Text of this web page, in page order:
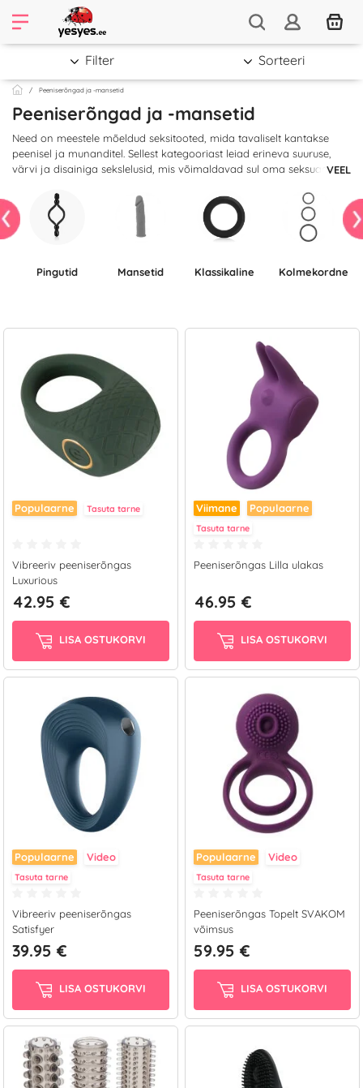
Peeniserõngad ja -mansetid
Filter Sorteeri
Peeniserõngad ja -mansetid
Need on meestele mõeldud seksitooted, mida tavaliselt kantakse
peenisel ja munanditel. Sellest kategooriast leiad erineva suuruse,
värvi ja disainiga sekslelusid, mis võimaldavad sul oma seksuaalelu
materjalidest, mis kohanduvad peenise suurusega. Peeniserõngad ja
-mansetid takistavad verevoolu, mis muudab erektsiooni
tugevamaks ja vahekord kestab kauem. Ergutavate mustrite või
ogadega kaunistatud mänguasjad pakuvad partnerile lisaerutust.
paarid valivad.
vibratsiooni- ja pulseerimisfunktsioonid, mida saad juhtida nupu,
kaugjuhtimispuldi või nutirakendusega. Põnevate aistingute
nautimiseks vali endale sobivaim suurus ja mudel. Sellest
kategooriast leiate suure valiku tunnustatud tootjate tooteid nagu
LELO, We-Vibe, Svakom, CalExotics, Pipedream jpt. Ära karda
eksperimenteerida – see viib intiimelu täiesti uuele tasemele!
VEEL
Pingutid Mansetid Klassikaline Kolmekordne
Populaarne Tasuta tarne
Vibreeriv peeniserõngas
Luxurious
42.95 €
LISA OSTUKORVI
Viimane Populaarne
Tasuta tarne
Peeniserõngas Lilla ulakas
46.95 €
LISA OSTUKORVI
Populaarne Video
Tasuta tarne
Vibreeriv peeniserõngas
Satisfyer
39.95 €
LISA OSTUKORVI
Populaarne Video
Tasuta tarne
Peeniserõngas Topelt SVAKOM
võimsus
59.95 €
LISA OSTUKORVI